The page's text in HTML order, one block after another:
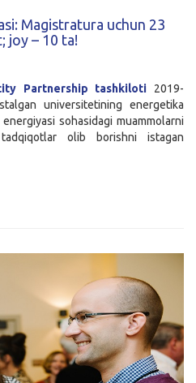
Magistratura uchun 23
joy – 10 ta!
Partnership tashkiloti 2019-
universitetining energetika
sohasidagi muammolarni
olib borishni istagan